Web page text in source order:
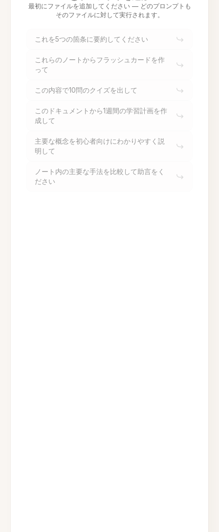
最初にファイルを追加してください — どのプロンプトも
そのファイルに対して実行されます。
これを5つの箇条に要約してください
これらのノートからフラッシュカードを作
って
この内容で10問のクイズを出して
このドキュメントから1週間の学習計画を作
成して
主要な概念を初心者向けにわかりやすく説
明して
ノート内の主要な手法を比較して助言をく
ださい